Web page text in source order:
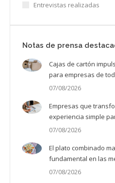
Entrevistas realizadas
Notas de prensa
Cajas de cartón
para empresas de
07/08/2026
Empresas que
experiencia simple
07/08/2026
El plato combinado
fundamental en las
07/08/2026